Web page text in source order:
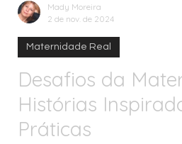
Desafios da
Histórias
Práticas
Maternidade Real
Mady Moreira
2 de nov. de 2024